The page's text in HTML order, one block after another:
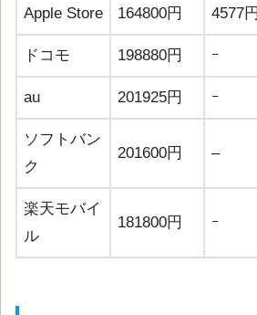
Apple Store 164800円 4577円
ドコモ 198880円 ｰ
au 201925円 ｰ
ソフトバン
ク
201600円 –
楽天モバイ
ル
181800円 ｰ